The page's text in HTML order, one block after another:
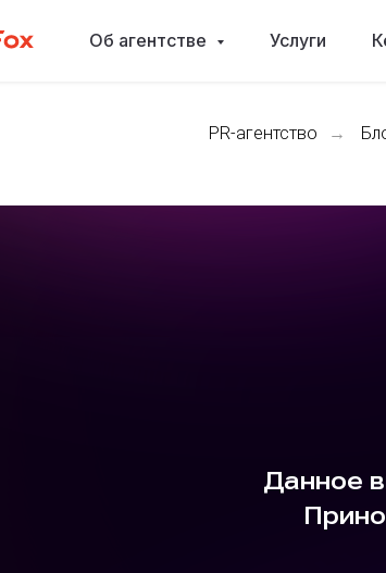
Об агентстве Услуги
PR-агентство →